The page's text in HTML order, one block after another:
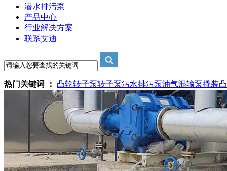
潜水排污泵
产品中心
行业解决方案
联系艾迪
热门关键词 ： 凸轮转子泵转子泵污水排污泵油气混输泵撬装